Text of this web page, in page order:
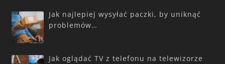
Jak najlepiej wysyłać paczki, by uniknąć
problemów…
Jak oglądać TV z telefonu na telewizorze